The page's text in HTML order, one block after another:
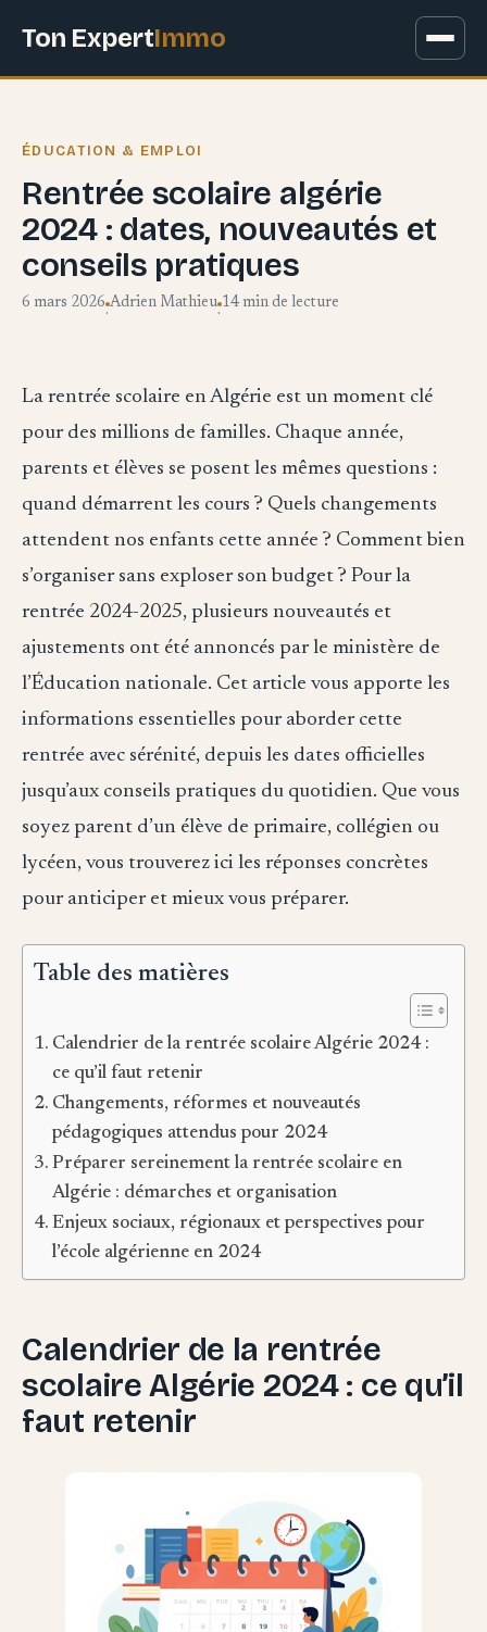
Ton ExpertImmo
ÉDUCATION & EMPLOI
Rentrée scolaire algérie
2024 : dates, nouveautés et
conseils pratiques
6 mars 2026
·
Adrien Mathieu
·
14 min de lecture
La rentrée scolaire en Algérie est un moment clé
pour des millions de familles. Chaque année,
parents et élèves se posent les mêmes questions :
quand démarrent les cours ? Quels changements
attendent nos enfants cette année ? Comment bien
s’organiser sans exploser son budget ? Pour la
rentrée 2024-2025, plusieurs nouveautés et
ajustements ont été annoncés par le ministère de
l’Éducation nationale. Cet article vous apporte les
informations essentielles pour aborder cette
rentrée avec sérénité, depuis les dates officielles
jusqu’aux conseils pratiques du quotidien. Que vous
soyez parent d’un élève de primaire, collégien ou
lycéen, vous trouverez ici les réponses concrètes
pour anticiper et mieux vous préparer.
Table des matières
Calendrier de la rentrée scolaire Algérie 2024 :
ce qu’il faut retenir
Changements, réformes et nouveautés
pédagogiques attendus pour 2024
Préparer sereinement la rentrée scolaire en
Algérie : démarches et organisation
Enjeux sociaux, régionaux et perspectives pour
l’école algérienne en 2024
Calendrier de la rentrée
scolaire Algérie 2024 : ce qu’il
faut retenir